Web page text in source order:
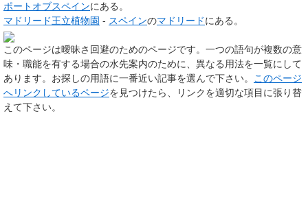
ポートオブスペインにある。
マドリード王立植物園 - スペインのマドリードにある。
このページは曖昧さ回避のためのページです。一つの語句が複数の意
味・職能を有する場合の水先案内のために、異なる用法を一覧にして
あります。お探しの用語に一番近い記事を選んで下さい。 このページ
へリンクしているページを見つけたら、リンクを適切な項目に張り替
えて下さい。